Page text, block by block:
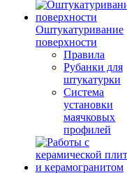
Оштукатуривание
поверхности
Правила
Рубанки для
штукатурки
Система
установки
маячковых
профилей